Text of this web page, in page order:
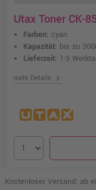
Utax Toner CK-
Farben: cyan
Kapazität: bis zu
Lieferzeit: 1-3
mehr Details chevron_right
Kostenloser Versand: ab